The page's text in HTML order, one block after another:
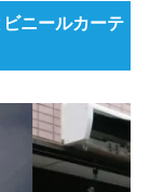
ニールカーテ